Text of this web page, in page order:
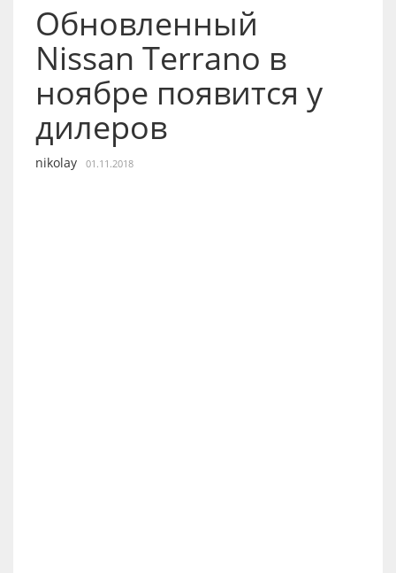
Обновленный
Nissan Terrano в
ноябре появится у
дилеров
nikolay 01.11.2018